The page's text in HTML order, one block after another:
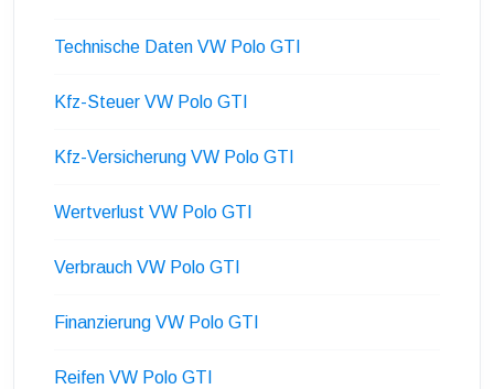
Technische Daten VW Polo GTI
Kfz-Steuer VW Polo GTI
Kfz-Versicherung VW Polo GTI
Wertverlust VW Polo GTI
Verbrauch VW Polo GTI
Finanzierung VW Polo GTI
Reifen VW Polo GTI